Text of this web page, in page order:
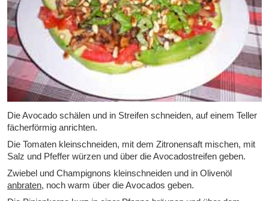
Die Avocado schälen und in Streifen schneiden, auf einem Teller
fächerförmig anrichten.
Die Tomaten kleinschneiden, mit dem Zitronensaft mischen, mit
Salz und Pfeffer würzen und über die Avocadostreifen geben.
Zwiebel und Champignons kleinschneiden und in Olivenöl
anbraten, noch warm über die Avocados geben.